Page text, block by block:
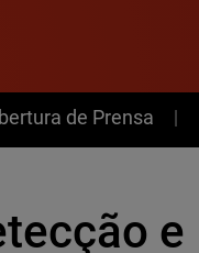
de Prensa
e